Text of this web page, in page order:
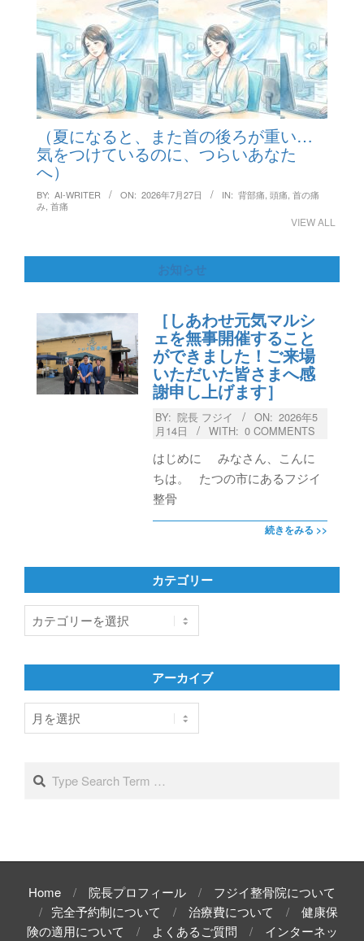
（夏になると、また首の後ろが重い…
気をつけているのに、つらいあなた
へ）
BY: AI-WRITER ON: 2026年7月27日 IN: 背部痛, 頭痛, 首の痛
み, 首痛
VIEW ALL
お知らせ
［しあわせ元気マルシ
ェを無事開催すること
ができました！ご来場
いただいた皆さまへ感
謝申し上げます］
BY: 院長 フジイ ON: 2026年5
月14日
WITH: 0 COMMENTS
はじめに みなさん、こんに
ちは。 たつの市にあるフジイ
整骨
続きをみる >>
カテゴリー
テ
リ
アーカイブ
ア
ー
ブ
Home 院長プロフィール
フジイ整骨院について
完全予約制について
治療費について
健康保
険の適用について
よくあるご質問
インターネッ